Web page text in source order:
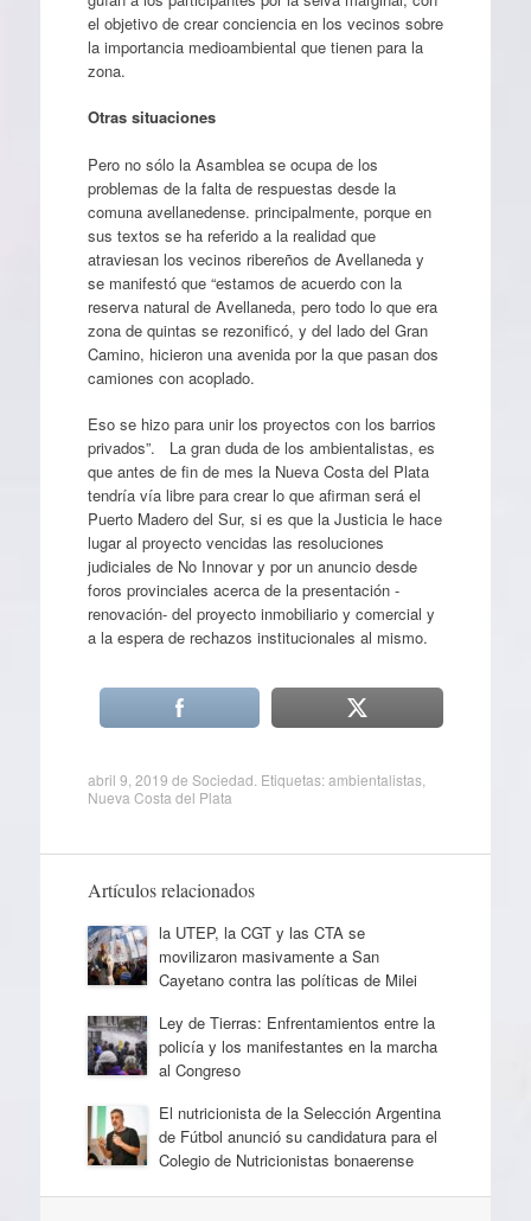
el objetivo de crear conciencia en los vecinos sobre
la importancia medioambiental que tienen para la
zona.
Otras situaciones
Pero no sólo la Asamblea se ocupa de los
problemas de la falta de respuestas desde la
comuna avellanedense. principalmente, porque en
sus textos se ha referido a la realidad que
atraviesan los vecinos ribereños de Avellaneda y
se manifestó que “estamos de acuerdo con la
reserva natural de Avellaneda, pero todo lo que era
zona de quintas se rezonificó, y del lado del Gran
Camino, hicieron una avenida por la que pasan dos
camiones con acoplado.
Eso se hizo para unir los proyectos con los barrios
privados”. La gran duda de los ambientalistas, es
que antes de fin de mes la Nueva Costa del Plata
tendría vía libre para crear lo que afirman será el
Puerto Madero del Sur, si es que la Justicia le hace
lugar al proyecto vencidas las resoluciones
judiciales de No Innovar y por un anuncio desde
foros provinciales acerca de la presentación -
renovación- del proyecto inmobiliario y comercial y
a la espera de rechazos institucionales al mismo.
abril 9, 2019 de Sociedad . Etiquetas:ambientalistas,
Nueva Costa del Plata
Artículos relacionados
la UTEP, la CGT y las CTA se
movilizaron masivamente a San
Cayetano contra las políticas de Milei
Ley de Tierras: Enfrentamientos entre la
policía y los manifestantes en la marcha
al Congreso
El nutricionista de la Selección Argentina
de Fútbol anunció su candidatura para el
Colegio de Nutricionistas bonaerense